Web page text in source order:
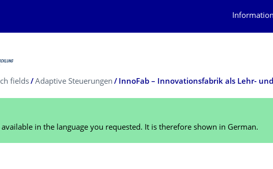
fields Adaptive Steuerungen
in the language you requested. It is therefore shown in German.